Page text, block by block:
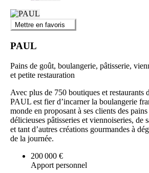
Mettre en favoris
PAUL
Pains de goût, boulangerie, pâtisserie,
et petite restauration
Avec plus de 750 boutiques et restaurants
PAUL est fier d’incarner la boulangerie
monde en proposant à ses clients des
délicieuses pâtisseries et viennoiseries, de
et tant d’autres créations gourmandes à
de la journée.
200 000 €
Apport personnel